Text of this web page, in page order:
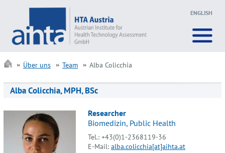
ENGLISH
Über uns Team Alba Colicchia
Alba Colicchia, MPH, BSc
Researcher
Biomedizin, Public Health
Tel.: +43(0)1-2368119-36
E-Mail: alba.colicchia[at]aihta.at